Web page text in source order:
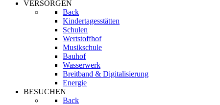
VERSORGEN
Back
Kindertagesstätten
Schulen
Wertstoffhof
Musikschule
Bauhof
Wasserwerk
Breitband & Digitalisierung
Energie
BESUCHEN
Back